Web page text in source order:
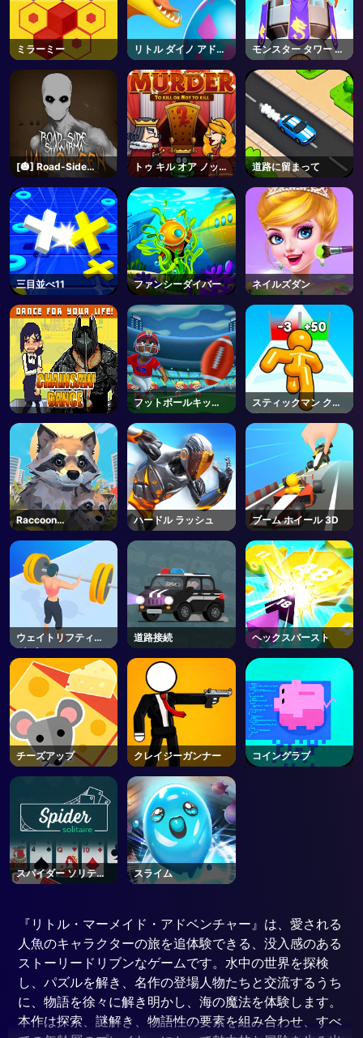
ミラーミー
リトル ダイノ アドベ
ンチャー
モンスター タワー デ
ィフェンス
[🎃] Road-Side
Shawarma
[HORROR] - Roblox
トゥ キル オア ノット
トゥ キル
道路に留まって
三目並べ11 ファンシーダイバー ネイルズダン
フットボールキック
オフ
スティックマン クラ
ウド ファイト
Raccoon
Adventure: City
Simulator 3D
ハードル ラッシュ ブーム ホイール 3D
ウェイトリフティン
グ ビューティー
道路接続 ヘックスバースト
チーズアップ クレイジーガンナー コイングラブ
スパイダー ソリティ
ア
スライム
『リトル・マーメイド・アドベンチャー』は、愛される
人魚のキャラクターの旅を追体験できる、没入感のある
ストーリードリブンなゲームです。水中の世界を探検
し、パズルを解き、名作の登場人物たちと交流するうち
に、物語を徐々に解き明かし、海の魔法を体験します。
本作は探索、謎解き、物語性の要素を組み合わせ、すべ